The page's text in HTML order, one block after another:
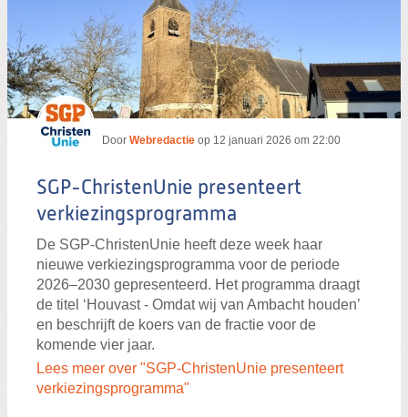
Door Webredactie op 12 januari 2026 om 22:00
SGP-ChristenUnie presenteert
verkiezingsprogramma
De SGP-ChristenUnie heeft deze week haar
nieuwe verkiezingsprogramma voor de periode
2026–2030 gepresenteerd. Het programma draagt
de titel ‘Houvast - Omdat wij van Ambacht houden’
en beschrijft de koers van de fractie voor de
komende vier jaar.
Lees meer over "SGP-ChristenUnie presenteert
verkiezingsprogramma"